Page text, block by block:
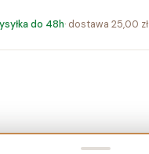
do 48h· dostawa 25,00 zł